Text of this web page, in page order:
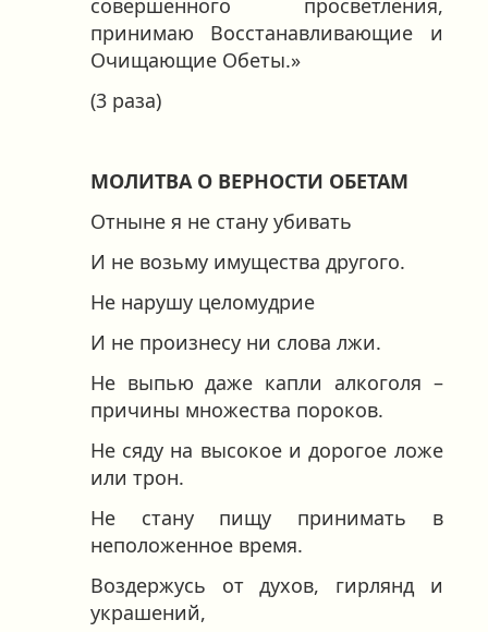
совершенного просветления,
принимаю Восстанавливающие и
Очищающие Обеты.»
(3 раза)
МОЛИТВА О ВЕРНОСТИ ОБЕТАМ
Отныне я не стану убивать
И не возьму имущества другого.
Не нарушу целомудрие
И не произнесу ни слова лжи.
Не выпью даже капли алкоголя –
причины множества пороков.
Не сяду на высокое и дорогое ложе
или трон.
Не стану пищу принимать в
неположенное время.
Воздержусь от духов, гирлянд и
украшений,